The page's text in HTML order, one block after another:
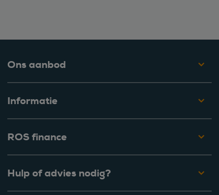
Ons aanbod
Informatie
ROS finance
Hulp of advies nodig?